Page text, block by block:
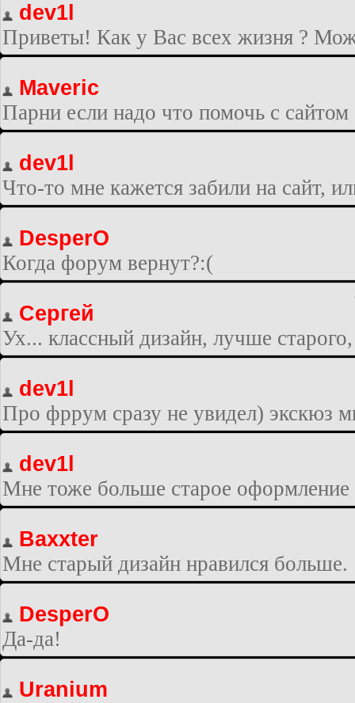
dev1l
Приветы! Как у Вас всех жизня ?
Maveric
Парни если надо что помочь с
dev1l
Что-то мне кажется забили на сайт,
DesperO
Когда форум вернут?:(
Сергей
Ух... классный дизайн, лучше
dev1l
Про фррум сразу не увидел) экскюз
dev1l
Мне тоже больше старое
Baxxter
Мне старый дизайн нравился больше.
DesperO
Да-да!
Uranium